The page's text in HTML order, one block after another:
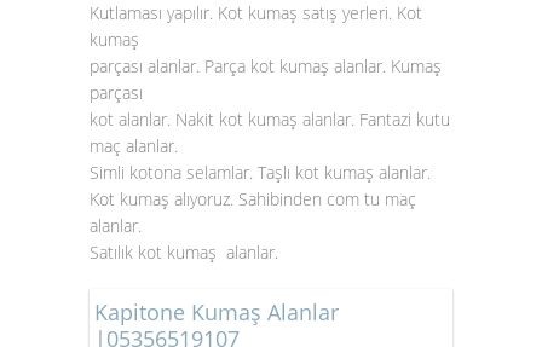
Kutlaması yapılır. Kot kumaş satış yerleri. Kot
kumaş
parçası alanlar. Parça kot kumaş alanlar. Kumaş
parçası
kot alanlar. Nakit kot kumaş alanlar. Fantazi kutu
maç alanlar.
Simli kotona selamlar. Taşlı kot kumaş alanlar.
Kot kumaş alıyoruz. Sahibinden com tu maç
alanlar.
Satılık kot kumaş alanlar.
Kapitone Kumaş Alanlar
|05356519107